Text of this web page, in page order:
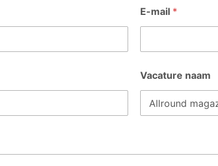
E-mail *
Vacature naam